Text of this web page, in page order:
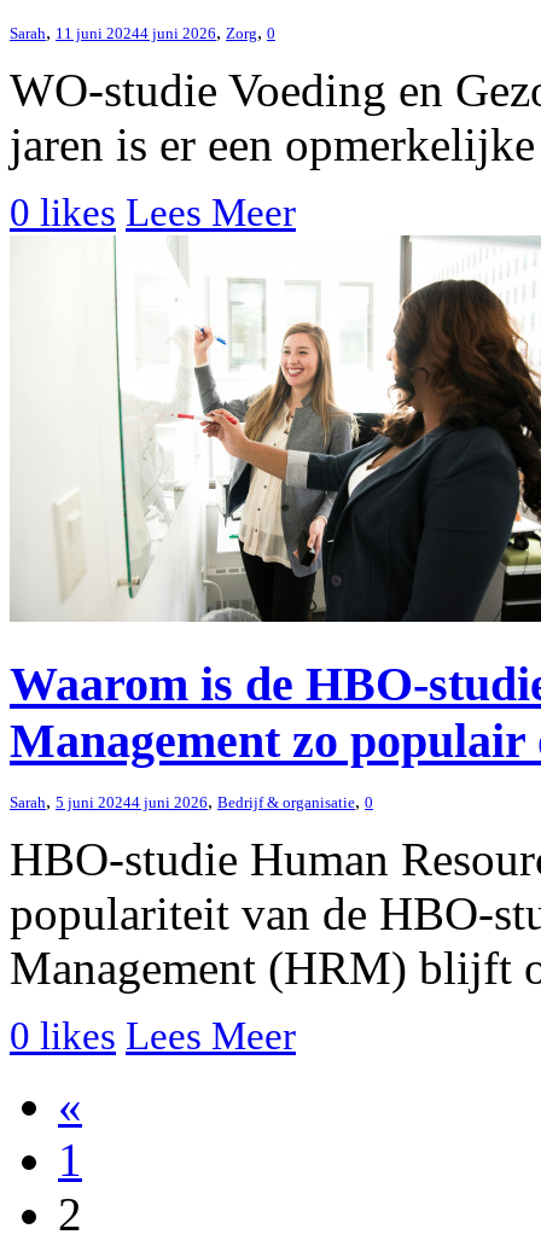
Sarah, 11 juni 20244 juni 2026, Zorg, 0
WO-studie Voeding en
jaren is er een
0 likes Lees Meer
Waarom is de HBO-
Management zo populair
Sarah, 5 juni 20244 juni 2026, Bedrijf & organisatie, 0
HBO-studie Human
populariteit van de HBO-
Management (HRM) blijft
0 likes Lees Meer
«
1
2